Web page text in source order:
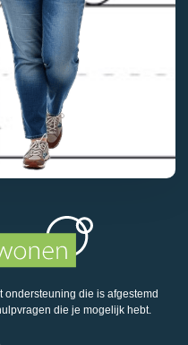
die is afgestemd
die je mogelijk hebt.